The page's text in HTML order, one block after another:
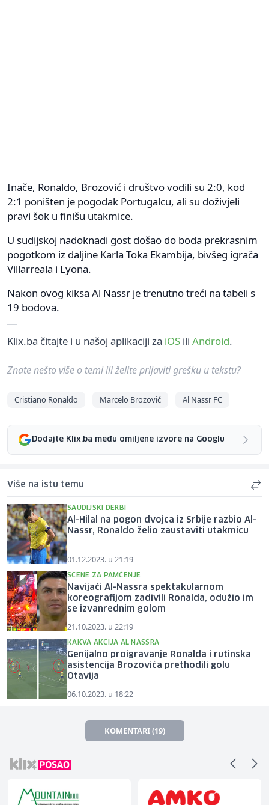
Inače, Ronaldo, Brozović i društvo vodili su 2:0, kod
2:1 poništen je pogodak Portugalcu, ali su doživjeli
pravi šok u finišu utakmice.
U sudijskoj nadoknadi gost došao do boda prekrasnim
pogotkom iz daljine Karla Toka Ekambija, bivšeg igrača
Villarreala i Lyona.
Nakon ovog kiksa Al Nassr je trenutno treći na tabeli s
19 bodova.
Klix.ba čitajte i u našoj aplikaciji za iOS ili Android.
Znate nešto više o temi ili želite prijaviti grešku u tekstu?
Cristiano Ronaldo Marcelo Brozović Al Nassr FC
Dodajte Klix.ba među omiljene izvore na Googlu
Više na istu temu
SAUDIJSKI DERBI
Al-Hilal na pogon dvojca iz Srbije razbio Al-
Nassr, Ronaldo želio zaustaviti utakmicu
01.12.2023. u 21:19
SCENE ZA PAMĆENJE
Navijači Al-Nassra spektakularnom
koreografijom zadivili Ronalda, odužio im
se izvanrednim golom
21.10.2023. u 22:19
KAKVA AKCIJA AL NASSRA
Genijalno proigravanje Ronalda i rutinska
asistencija Brozovića prethodili golu
Otavija
06.10.2023. u 18:22
KOMENTARI (19)